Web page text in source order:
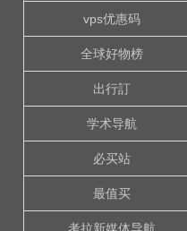
vps优惠码
全球好物榜
出行訂
学术导航
必买站
最值买